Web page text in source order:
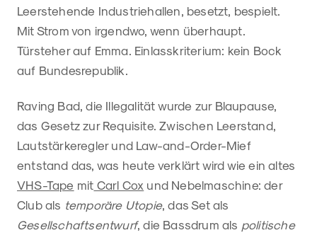
Leerstehende Industriehallen, besetzt, bespielt.
Mit Strom von irgendwo, wenn überhaupt.
Türsteher auf Emma. Einlasskriterium: kein Bock
auf Bundesrepublik.
Raving Bad, die Illegalität wurde zur Blaupause,
das Gesetz zur Requisite. Zwischen Leerstand,
Lautstärkeregler und Law-and-Order-Mief
entstand das, was heute verklärt wird wie ein altes
VHS-Tape mit Carl Cox und Nebelmaschine: der
Club als temporäre Utopie, das Set als
Gesellschaftsentwurf, die Bassdrum als politische